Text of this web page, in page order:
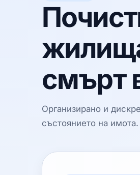
смърт
Организирано и
състоянието на имота.